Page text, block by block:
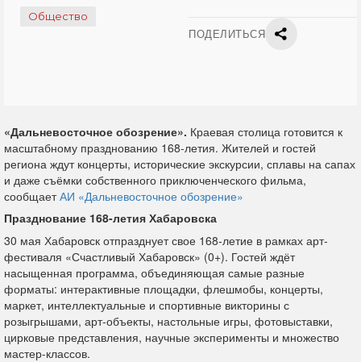
Общество
ПОДЕЛИТЬСЯ
«Дальневосточное обозрение». Краевая столица готовится к
масштабному празднованию 168-летия. Жителей и гостей
региона ждут концерты, исторические экскурсии, сплавы на сапах
и даже съёмки собственного приключенческого фильма,
сообщаетАИ «Дальневосточное обозрение»
Празднование 168-летия Хабаровска
30 мая Хабаровск отпразднует свое 168-летие в рамках арт-
фестиваля «Счастливый Хабаровск» (0+). Гостей ждёт
насыщенная программа, объединяющая самые разные
форматы: интерактивные площадки, флешмобы, концерты,
маркет, интеллектуальные и спортивные викторины с
розыгрышами, арт-объекты, настольные игры, фотовыставки,
цирковые представления, научные эксперименты и множество
мастер-классов.